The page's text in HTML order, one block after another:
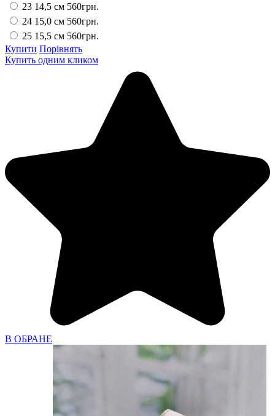
23 14,5 см 560грн.
24 15,0 см 560грн.
25 15,5 см 560грн.
Купити Порівнять
Купить одним кликом
В ОБРАНЕ